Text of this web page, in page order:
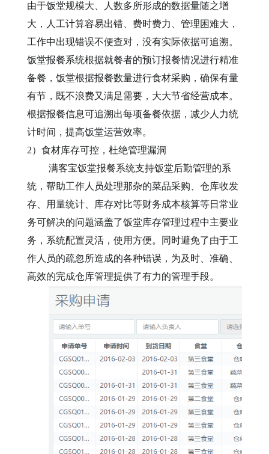
由于饭堂规模大、人数多所形成的数据量随之增
大，人工计算容易出错、费时费力、管理困难大，
工作中出现错误不便查对，没有实际依据可追溯。
饭堂报餐系统根据就餐者的预订报餐情况进行精准
备餐， 饭堂根据报餐数量进行食材采购，确保有量
有节，既不浪费又满足需要，大大节省经营成本。
根据报餐信息可追溯出每项备餐依据，减少人力统
计时间，提高饭堂运营效率。
2） 食材库存可控，杜绝管理漏洞
满客宝饭堂报餐系统支持饭堂后勤管理的系
统， 帮助工作人员处理那杂的菜品采购、仓库收发
存、用量统计、库存对比等财务成本核算等日常业
务可解决的问题涵盖了饭堂库存管理过程中主要业
务，系统配置灵活，使用方便。同时避免了由于工
作人员的疏忽所造成的各种错误，为及时、准确、
高效的完成仓库管理提供了有力的管理手段。